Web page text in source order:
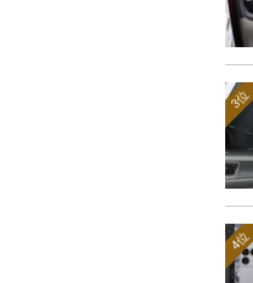
3位
4位